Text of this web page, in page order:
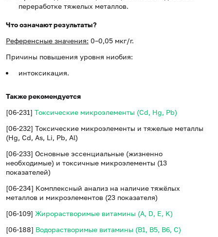
переработке тяжелых металлов.
Что означают результаты?
Референсные значения: 0–0,05 мкг/г.
Причины повышения уровня ниобия:
интоксикация.
Также рекомендуется
[06-231] Токсические микроэлементы (Cd, Hg, Pb)
[06-232] Токсические микроэлементы и тяжелые металлы
(Hg, Cd, As, Li, Pb, Al)
[06-233] Основные эссенциальные (жизненно
необходимые) и токсичные микроэлементы (13
показателей)
[06-234] Комплексный анализ на наличие тяжёлых
металлов и микроэлементов (23 показателя)
[06-109] Жирорастворимые витамины (A, D, E, K)
[06-188] Водорастворимые витамины (B1, B5, B6, С)